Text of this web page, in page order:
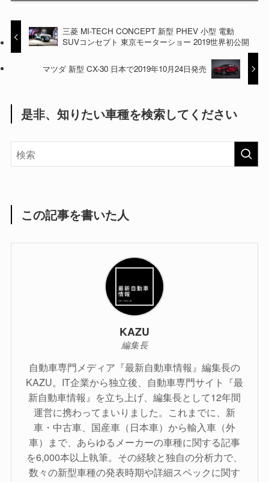
三菱 MI-TECH CONCEPT 新型 PHEV 小型 電動
SUVコンセプト 東京モーターショー 2019世界初公開
マツダ 新型 CX-30 日本で2019年10月24日発売
是非、知りたい車種を検索してください
この記事を書いた人
KAZU
編集長
自動車専門メディア『最新自動車情報』編集長の
KAZU。IT企業から独立後、自動車専門サイト『最
新自動車情報』を立ち上げ、編集長として12年間
運営に携わってまいりました。これまでに、新
車・中古車、国産車（日本車）から輸入車（外
車）まで、あらゆるメーカーの車種に関する記事
を6,000本以上執筆。その経験と独自の分析力で、
数々の新型車種の発表時期や詳細スペックに関す